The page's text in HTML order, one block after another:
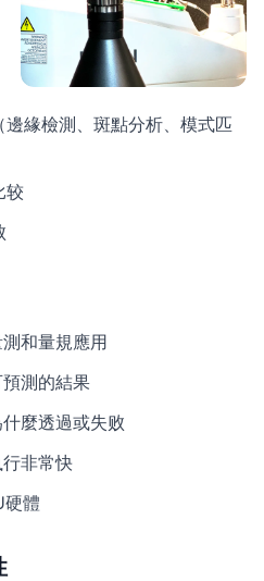
緣檢測、斑點分析、模式匹
较
和量規應用
測的結果
麼透過或失败
非常快
硬體